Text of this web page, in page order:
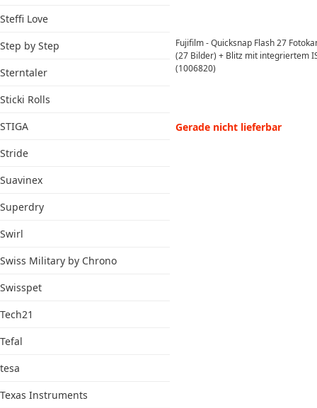
Steffi Love
Step by Step
Sterntaler
Sticki Rolls
STIGA
Stride
Suavinex
Superdry
Swirl
Swiss Military by Chrono
Swisspet
Tech21
Tefal
tesa
Texas Instruments
Fujifilm - Quicksnap Flash 27
(27 Bilder) + Blitz mit integriertem
(1006820)
Gerade nicht lieferbar